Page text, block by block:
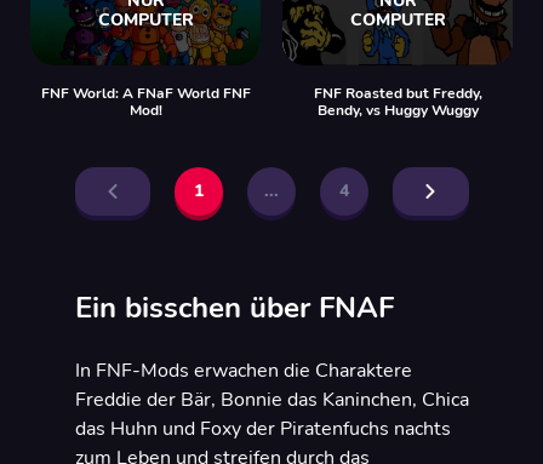
FNF World: A FNaF World FNF
Mod!
FNF Roasted but Freddy,
Bendy, vs Huggy Wuggy
1 ... 4
Ein bisschen über FNAF
In FNF-Mods erwachen die Charaktere
Freddie der Bär, Bonnie das Kaninchen, Chica
das Huhn und Foxy der Piratenfuchs nachts
zum Leben und streifen durch das